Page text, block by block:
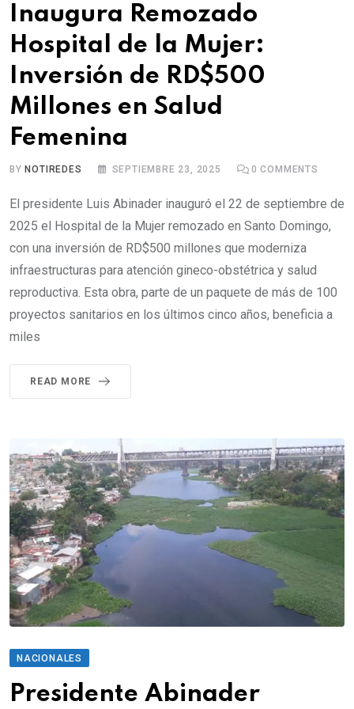
Inaugura Remozado
Hospital de la Mujer:
Inversión de RD$500
Millones en Salud
Femenina
BYNOTIREDES SEPTIEMBRE 23, 2025 0 COMMENTS
El presidente Luis Abinader inauguró el 22 de septiembre de
2025 el Hospital de la Mujer remozado en Santo Domingo,
con una inversión de RD$500 millones que moderniza
infraestructuras para atención gineco-obstétrica y salud
reproductiva. Esta obra, parte de un paquete de más de 100
proyectos sanitarios en los últimos cinco años, beneficia a
miles
READ MORE
NACIONALES
Presidente Abinader